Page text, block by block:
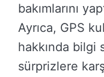
bakımlarını
Ayrıca, GPS
hakkında bilgi
sürprizlere